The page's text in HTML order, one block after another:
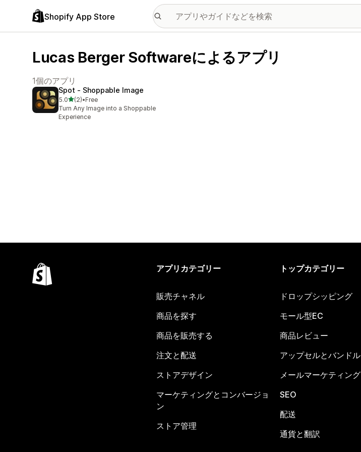
Shopify App Store
Lucas Berger Softwareによるアプリ
1個のアプリ
Spot ‑ Shoppable Image
5.05つ星中
(2)
合計レビュー数：2件
•Free
Turn Any Image into a Shoppable
Experience
アプリカテゴリー
販売チャネル
商品を探す
商品を販売する
注文と配送
ストアデザイン
マーケティングとコンバージョ
ン
ストア管理
トップカテゴリー
ドロップシッピング
モール型EC
商品レビュー
アップセルとバンドル
メールマーケティング
SEO
配送
通貨と翻訳